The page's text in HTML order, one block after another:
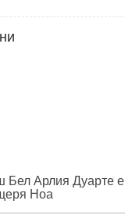
Бел Арлия Дуарте е
Ноа